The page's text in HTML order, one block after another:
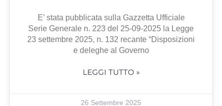
E’ stata pubblicata sulla Gazzetta Ufficiale
Serie Generale n. 223 del 25-09-2025 la Legge
23 settembre 2025, n. 132 recante “Disposizioni
e deleghe al Governo
LEGGI TUTTO »
26 Settembre 2025